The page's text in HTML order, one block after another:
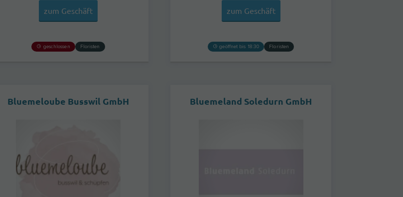
zum Geschäft
geschlossen Floristen
zum Geschäft
geöffnet bis 18:30 Floristen
Bluemeloube Busswil GmbH Bluemeland Soledurn GmbH